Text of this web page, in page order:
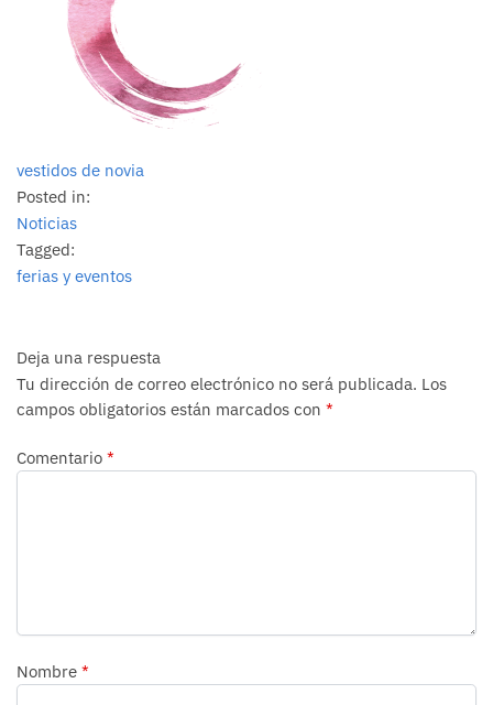
vestidos de novia
Posted in:
Noticias
Tagged:
ferias y eventos
Deja una respuesta
Tu dirección de correo electrónico no será publicada. Los
campos obligatorios están marcados con *
Comentario *
Nombre *